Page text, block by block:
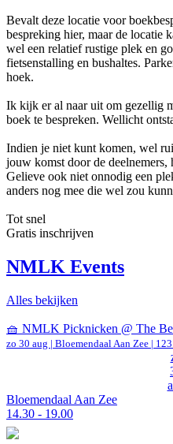
Bevalt deze locatie voor
bespreking hier, maar de locatie
wel een relatief rustige plek en
fietsenstalling en bushaltes.
hoek.
Ik kijk er al naar uit om gezellig
boek te bespreken. Wellicht
Indien je niet kunt komen, wel
jouw komst door de deelnemers,
Gelieve ook niet onnodig een
anders nog mee die wel zou
Tot snel
Gratis inschrijven
NMLK Events
Alles bekijken
🧺 NMLK Picknicken @ The
zo 30 aug | Bloemendaal Aan Zee |
Bloemendaal Aan Zee
14.30 - 19.00